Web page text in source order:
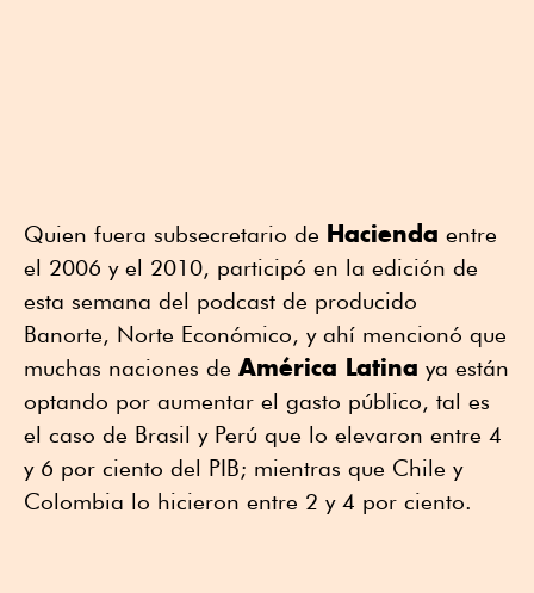
Quien fuera subsecretario de Hacienda entre
el 2006 y el 2010, participó en la edición de
esta semana del podcast de producido
Banorte, Norte Económico, y ahí mencionó que
muchas naciones de América Latina ya están
optando por aumentar el gasto público, tal es
el caso de Brasil y Perú que lo elevaron entre 4
y 6 por ciento del PIB; mientras que Chile y
Colombia lo hicieron entre 2 y 4 por ciento.